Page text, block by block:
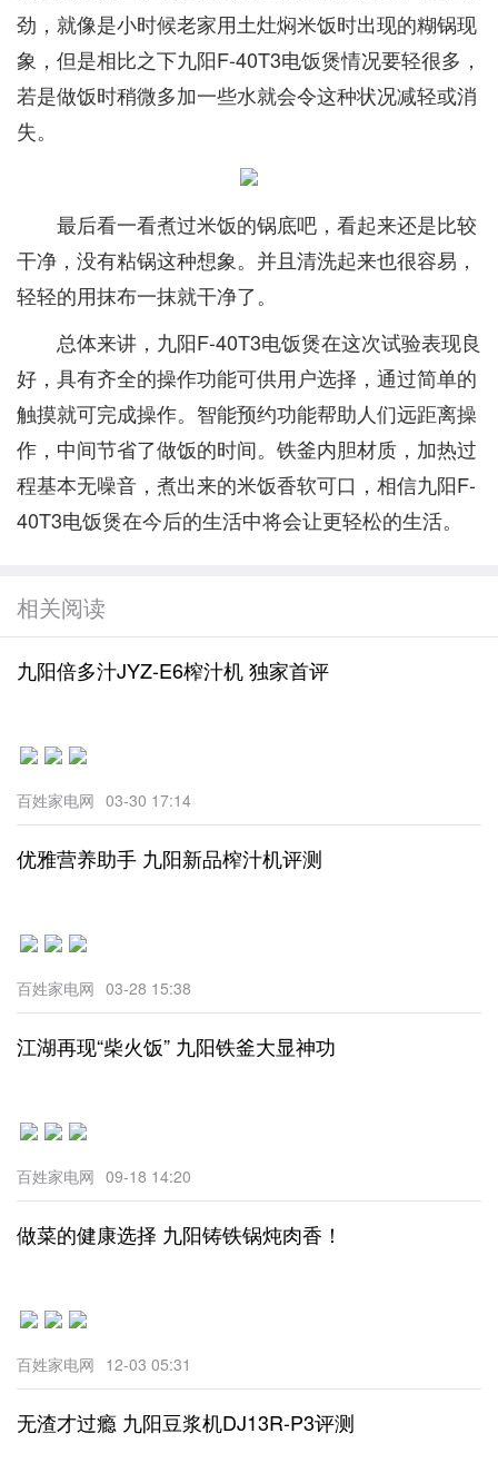
劲，就像是小时候老家用土灶焖米饭时出现的糊锅现
象，但是相比之下九阳F-40T3电饭煲情况要轻很多，
若是做饭时稍微多加一些水就会令这种状况减轻或消
失。
最后看一看煮过米饭的锅底吧，看起来还是比较
干净，没有粘锅这种想象。并且清洗起来也很容易，
轻轻的用抹布一抹就干净了。
总体来讲，九阳F-40T3电饭煲在这次试验表现良
好，具有齐全的操作功能可供用户选择，通过简单的
触摸就可完成操作。智能预约功能帮助人们远距离操
作，中间节省了做饭的时间。铁釜内胆材质，加热过
程基本无噪音，煮出来的米饭香软可口，相信九阳F-
40T3电饭煲在今后的生活中将会让更轻松的生活。
相关阅读
九阳倍多汁JYZ-E6榨汁机 独家首评
百姓家电网 03-30 17:14
优雅营养助手 九阳新品榨汁机评测
百姓家电网 03-28 15:38
江湖再现“柴火饭” 九阳铁釜大显神功
百姓家电网 09-18 14:20
做菜的健康选择 九阳铸铁锅炖肉香！
百姓家电网 12-03 05:31
无渣才过瘾 九阳豆浆机DJ13R-P3评测